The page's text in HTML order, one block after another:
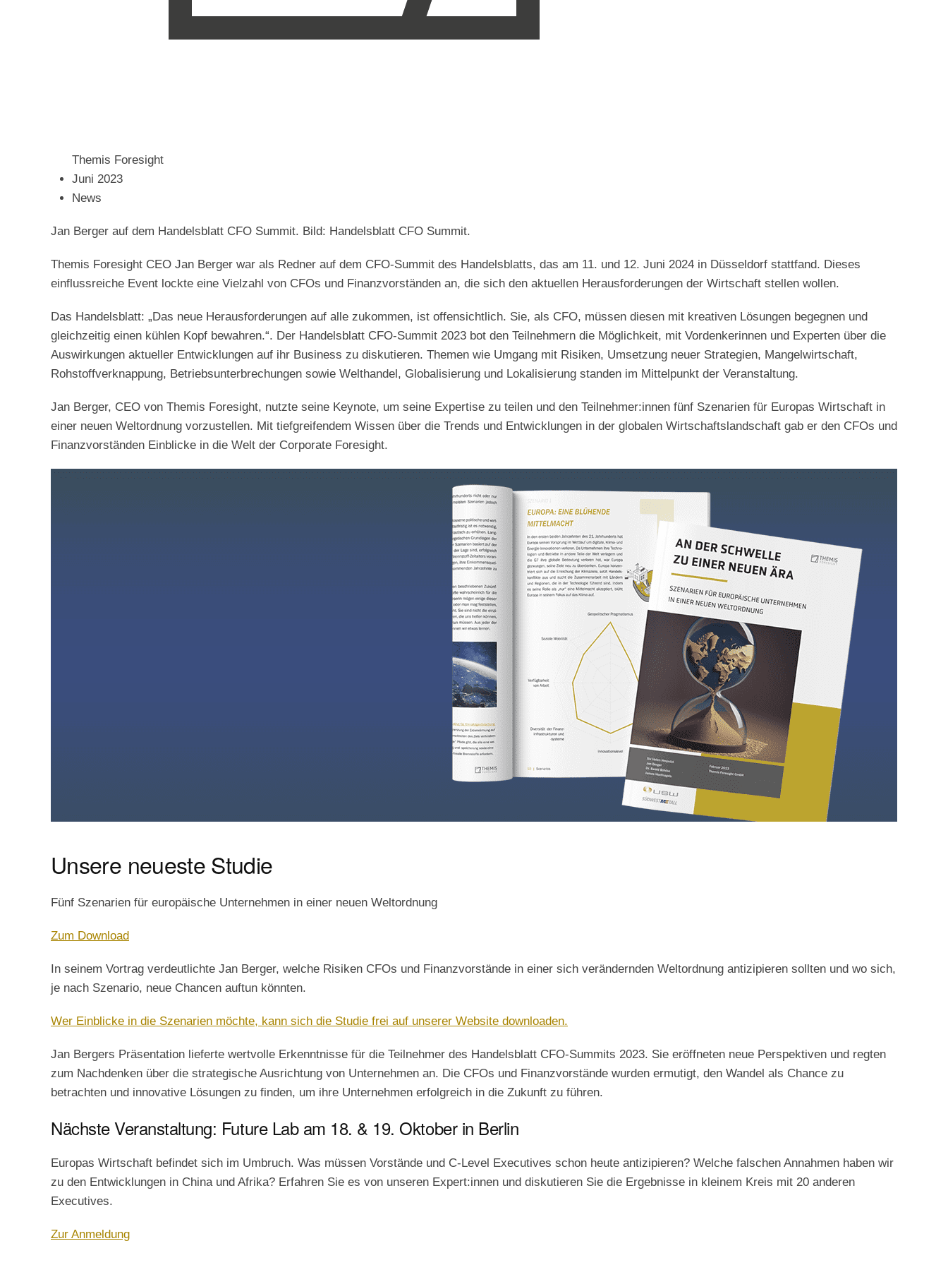
Themis Foresight
Juni 2023
News
Jan Berger auf dem Handelsblatt CFO Summit. Bild: Handelsblatt CFO Summit.
Themis Foresight CEO Jan Berger war als Redner auf dem CFO-Summit des Handelsblatts, das am 11. und 12. Juni 2024 in Düsseldorf stattfand. Dieses
einflussreiche Event lockte eine Vielzahl von CFOs und Finanzvorständen an, die sich den aktuellen Herausforderungen der Wirtschaft stellen wollen.
Das Handelsblatt: „Das neue Herausforderungen auf alle zukommen, ist offensichtlich. Sie, als CFO, müssen diesen mit kreativen Lösungen begegnen und
gleichzeitig einen kühlen Kopf bewahren.“. Der Handelsblatt CFO-Summit 2023 bot den Teilnehmern die Möglichkeit, mit Vordenkerinnen und Experten über die
Auswirkungen aktueller Entwicklungen auf ihr Business zu diskutieren. Themen wie Umgang mit Risiken, Umsetzung neuer Strategien, Mangelwirtschaft,
Rohstoffverknappung, Betriebsunterbrechungen sowie Welthandel, Globalisierung und Lokalisierung standen im Mittelpunkt der Veranstaltung.
Jan Berger, CEO von Themis Foresight, nutzte seine Keynote, um seine Expertise zu teilen und den Teilnehmer:innen fünf Szenarien für Europas Wirtschaft in
einer neuen Weltordnung vorzustellen. Mit tiefgreifendem Wissen über die Trends und Entwicklungen in der globalen Wirtschaftslandschaft gab er den CFOs und
Finanzvorständen Einblicke in die Welt der Corporate Foresight.
Unsere neueste Studie
Fünf Szenarien für europäische Unternehmen in einer neuen Weltordnung
Zum Download
In seinem Vortrag verdeutlichte Jan Berger, welche Risiken CFOs und Finanzvorstände in einer sich verändernden Weltordnung antizipieren sollten und wo sich,
je nach Szenario, neue Chancen auftun könnten.
Wer Einblicke in die Szenarien möchte, kann sich die Studie frei auf unserer Website downloaden.
Jan Bergers Präsentation lieferte wertvolle Erkenntnisse für die Teilnehmer des Handelsblatt CFO-Summits 2023. Sie eröffneten neue Perspektiven und regten
zum Nachdenken über die strategische Ausrichtung von Unternehmen an. Die CFOs und Finanzvorstände wurden ermutigt, den Wandel als Chance zu
betrachten und innovative Lösungen zu finden, um ihre Unternehmen erfolgreich in die Zukunft zu führen.
Nächste Veranstaltung: Future Lab am 18. & 19. Oktober in Berlin
Europas Wirtschaft befindet sich im Umbruch. Was müssen Vorstände und C-Level Executives schon heute antizipieren? Welche falschen Annahmen haben wir
zu den Entwicklungen in China und Afrika? Erfahren Sie es von unseren Expert:innen und diskutieren Sie die Ergebnisse in kleinem Kreis mit 20 anderen
Executives.
Zur Anmeldung